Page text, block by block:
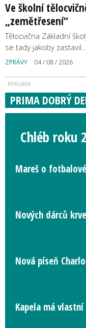
Ve školní
„zemětřesení“
Tělocvična Základní
se tady jakoby
ZPRÁVY 04 / 08 / 2026
PRIMA DOBRÝ
Chléb roku
Mareš o
Nových dárců
Nová píseň
Kapela má